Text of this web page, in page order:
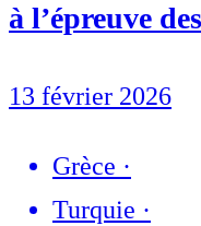
à l’épreuve
13 février 2026
Grèce ·
Turquie ·